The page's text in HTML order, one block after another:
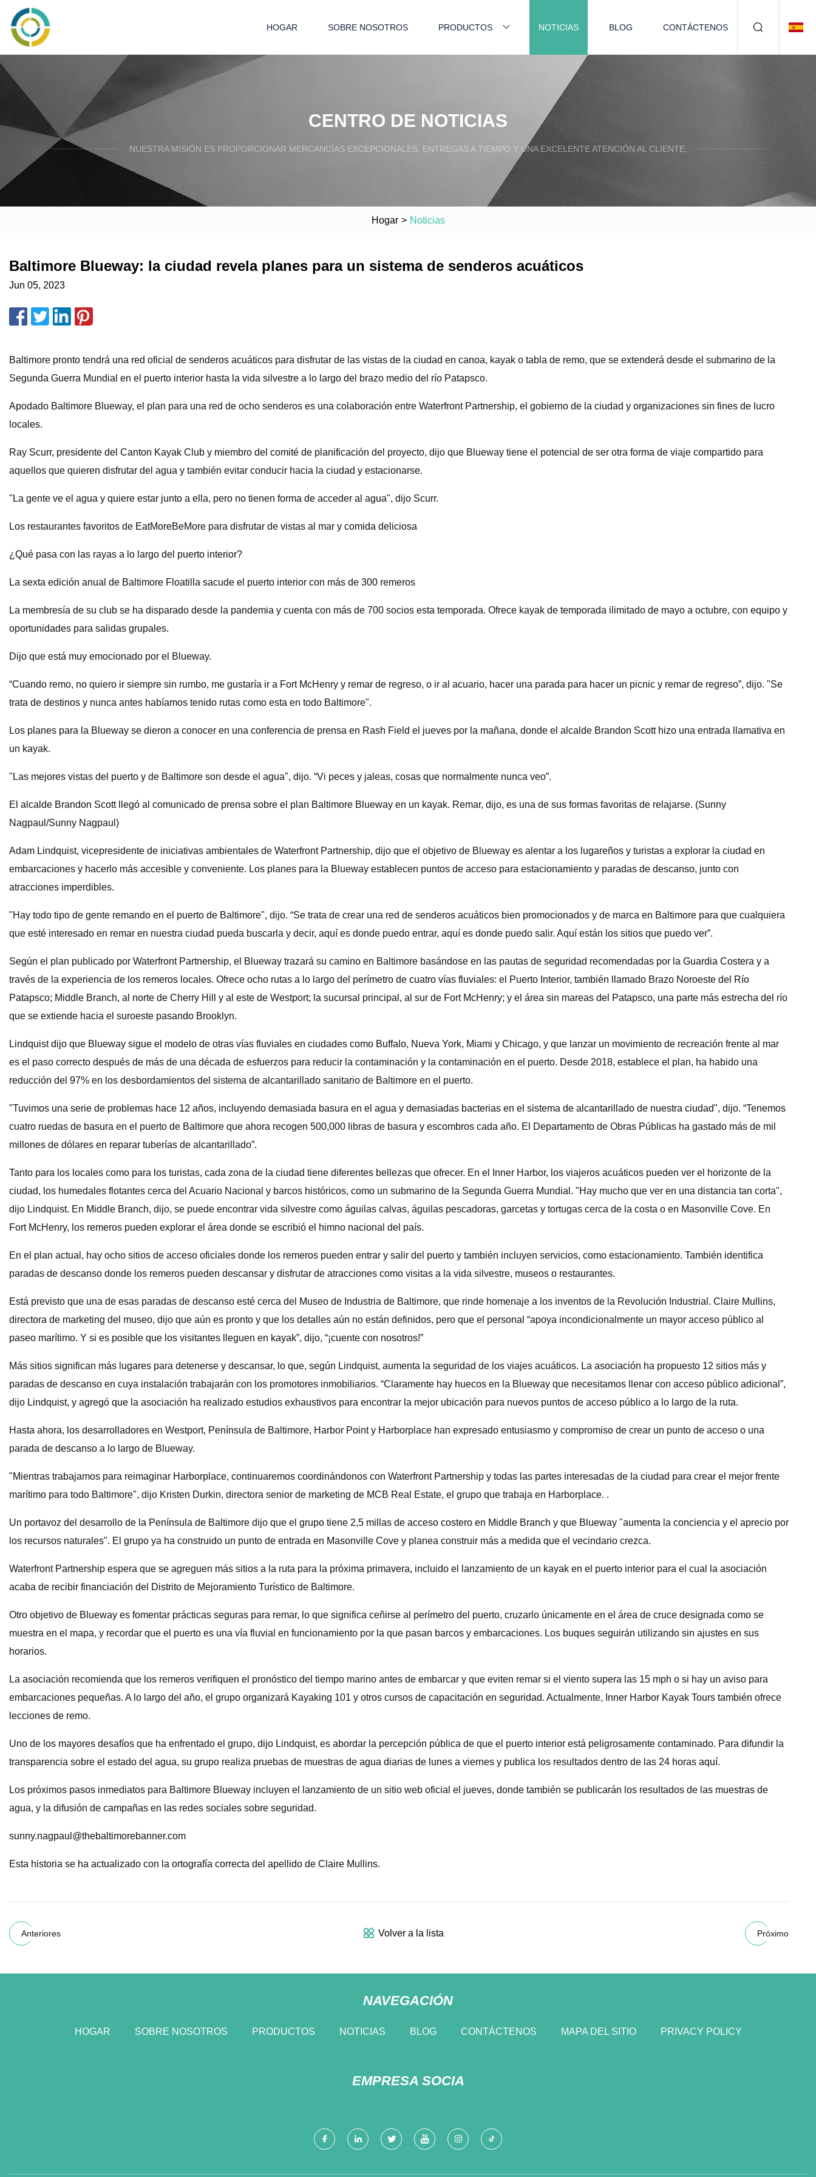
HOGAR SOBRE NOSOTROS PRODUCTOS NOTICIAS BLOG CONTÁCTENOS
CENTRO DE NOTICIAS
NUESTRA MISIÓN ES PROPORCIONAR MERCANCÍAS EXCEPCIONALES, ENTREGAS A TIEMPO Y UNA EXCELENTE ATENCIÓN AL CLIENTE.
Hogar > Noticias
Baltimore Blueway: la ciudad revela planes para un sistema de senderos acuáticos
Jun 05, 2023
Baltimore pronto tendrá una red oficial de senderos acuáticos para disfrutar de las vistas de la ciudad en canoa, kayak o tabla de remo, que se extenderá desde el submarino de la
Segunda Guerra Mundial en el puerto interior hasta la vida silvestre a lo largo del brazo medio del río Patapsco.
Apodado Baltimore Blueway, el plan para una red de ocho senderos es una colaboración entre Waterfront Partnership, el gobierno de la ciudad y organizaciones sin fines de lucro
locales.
Ray Scurr, presidente del Canton Kayak Club y miembro del comité de planificación del proyecto, dijo que Blueway tiene el potencial de ser otra forma de viaje compartido para
aquellos que quieren disfrutar del agua y también evitar conducir hacia la ciudad y estacionarse.
"La gente ve el agua y quiere estar junto a ella, pero no tienen forma de acceder al agua", dijo Scurr.
Los restaurantes favoritos de EatMoreBeMore para disfrutar de vistas al mar y comida deliciosa
¿Qué pasa con las rayas a lo largo del puerto interior?
La sexta edición anual de Baltimore Floatilla sacude el puerto interior con más de 300 remeros
La membresía de su club se ha disparado desde la pandemia y cuenta con más de 700 socios esta temporada. Ofrece kayak de temporada ilimitado de mayo a octubre, con equipo y
oportunidades para salidas grupales.
Dijo que está muy emocionado por el Blueway.
“Cuando remo, no quiero ir siempre sin rumbo, me gustaría ir a Fort McHenry y remar de regreso, o ir al acuario, hacer una parada para hacer un picnic y remar de regreso”, dijo. "Se
trata de destinos y nunca antes habíamos tenido rutas como esta en todo Baltimore".
Los planes para la Blueway se dieron a conocer en una conferencia de prensa en Rash Field el jueves por la mañana, donde el alcalde Brandon Scott hizo una entrada llamativa en
un kayak.
"Las mejores vistas del puerto y de Baltimore son desde el agua", dijo. “Vi peces y jaleas, cosas que normalmente nunca veo”.
El alcalde Brandon Scott llegó al comunicado de prensa sobre el plan Baltimore Blueway en un kayak. Remar, dijo, es una de sus formas favoritas de relajarse. (Sunny
Nagpaul/Sunny Nagpaul)
Adam Lindquist, vicepresidente de iniciativas ambientales de Waterfront Partnership, dijo que el objetivo de Blueway es alentar a los lugareños y turistas a explorar la ciudad en
embarcaciones y hacerlo más accesible y conveniente. Los planes para la Blueway establecen puntos de acceso para estacionamiento y paradas de descanso, junto con
atracciones imperdibles.
"Hay todo tipo de gente remando en el puerto de Baltimore", dijo. “Se trata de crear una red de senderos acuáticos bien promocionados y de marca en Baltimore para que cualquiera
que esté interesado en remar en nuestra ciudad pueda buscarla y decir, aquí es donde puedo entrar, aquí es donde puedo salir. Aquí están los sitios que puedo ver”.
Según el plan publicado por Waterfront Partnership, el Blueway trazará su camino en Baltimore basándose en las pautas de seguridad recomendadas por la Guardia Costera y a
través de la experiencia de los remeros locales. Ofrece ocho rutas a lo largo del perímetro de cuatro vías fluviales: el Puerto Interior, también llamado Brazo Noroeste del Río
Patapsco; Middle Branch, al norte de Cherry Hill y al este de Westport; la sucursal principal, al sur de Fort McHenry; y el área sin mareas del Patapsco, una parte más estrecha del río
que se extiende hacia el suroeste pasando Brooklyn.
Lindquist dijo que Blueway sigue el modelo de otras vías fluviales en ciudades como Buffalo, Nueva York, Miami y Chicago, y que lanzar un movimiento de recreación frente al mar
es el paso correcto después de más de una década de esfuerzos para reducir la contaminación y la contaminación en el puerto. Desde 2018, establece el plan, ha habido una
reducción del 97% en los desbordamientos del sistema de alcantarillado sanitario de Baltimore en el puerto.
"Tuvimos una serie de problemas hace 12 años, incluyendo demasiada basura en el agua y demasiadas bacterias en el sistema de alcantarillado de nuestra ciudad", dijo. “Tenemos
cuatro ruedas de basura en el puerto de Baltimore que ahora recogen 500,000 libras de basura y escombros cada año. El Departamento de Obras Públicas ha gastado más de mil
millones de dólares en reparar tuberías de alcantarillado”.
Tanto para los locales como para los turistas, cada zona de la ciudad tiene diferentes bellezas que ofrecer. En el Inner Harbor, los viajeros acuáticos pueden ver el horizonte de la
ciudad, los humedales flotantes cerca del Acuario Nacional y barcos históricos, como un submarino de la Segunda Guerra Mundial. "Hay mucho que ver en una distancia tan corta",
dijo Lindquist. En Middle Branch, dijo, se puede encontrar vida silvestre como águilas calvas, águilas pescadoras, garcetas y tortugas cerca de la costa o en Masonville Cove. En
Fort McHenry, los remeros pueden explorar el área donde se escribió el himno nacional del país.
En el plan actual, hay ocho sitios de acceso oficiales donde los remeros pueden entrar y salir del puerto y también incluyen servicios, como estacionamiento. También identifica
paradas de descanso donde los remeros pueden descansar y disfrutar de atracciones como visitas a la vida silvestre, museos o restaurantes.
Está previsto que una de esas paradas de descanso esté cerca del Museo de Industria de Baltimore, que rinde homenaje a los inventos de la Revolución Industrial. Claire Mullins,
directora de marketing del museo, dijo que aún es pronto y que los detalles aún no están definidos, pero que el personal “apoya incondicionalmente un mayor acceso público al
paseo marítimo. Y si es posible que los visitantes lleguen en kayak”, dijo, “¡cuente con nosotros!”
Más sitios significan más lugares para detenerse y descansar, lo que, según Lindquist, aumenta la seguridad de los viajes acuáticos. La asociación ha propuesto 12 sitios más y
paradas de descanso en cuya instalación trabajarán con los promotores inmobiliarios. “Claramente hay huecos en la Blueway que necesitamos llenar con acceso público adicional”,
dijo Lindquist, y agregó que la asociación ha realizado estudios exhaustivos para encontrar la mejor ubicación para nuevos puntos de acceso público a lo largo de la ruta.
Hasta ahora, los desarrolladores en Westport, Península de Baltimore, Harbor Point y Harborplace han expresado entusiasmo y compromiso de crear un punto de acceso o una
parada de descanso a lo largo de Blueway.
"Mientras trabajamos para reimaginar Harborplace, continuaremos coordinándonos con Waterfront Partnership y todas las partes interesadas de la ciudad para crear el mejor frente
marítimo para todo Baltimore", dijo Kristen Durkin, directora senior de marketing de MCB Real Estate, el grupo que trabaja en Harborplace. .
Un portavoz del desarrollo de la Península de Baltimore dijo que el grupo tiene 2,5 millas de acceso costero en Middle Branch y que Blueway "aumenta la conciencia y el aprecio por
los recursos naturales". El grupo ya ha construido un punto de entrada en Masonville Cove y planea construir más a medida que el vecindario crezca.
Waterfront Partnership espera que se agreguen más sitios a la ruta para la próxima primavera, incluido el lanzamiento de un kayak en el puerto interior para el cual la asociación
acaba de recibir financiación del Distrito de Mejoramiento Turístico de Baltimore.
Otro objetivo de Blueway es fomentar prácticas seguras para remar, lo que significa ceñirse al perímetro del puerto, cruzarlo únicamente en el área de cruce designada como se
muestra en el mapa, y recordar que el puerto es una vía fluvial en funcionamiento por la que pasan barcos y embarcaciones. Los buques seguirán utilizando sin ajustes en sus
horarios.
La asociación recomienda que los remeros verifiquen el pronóstico del tiempo marino antes de embarcar y que eviten remar si el viento supera las 15 mph o si hay un aviso para
embarcaciones pequeñas. A lo largo del año, el grupo organizará Kayaking 101 y otros cursos de capacitación en seguridad. Actualmente, Inner Harbor Kayak Tours también ofrece
lecciones de remo.
Uno de los mayores desafíos que ha enfrentado el grupo, dijo Lindquist, es abordar la percepción pública de que el puerto interior está peligrosamente contaminado. Para difundir la
transparencia sobre el estado del agua, su grupo realiza pruebas de muestras de agua diarias de lunes a viernes y publica los resultados dentro de las 24 horas aquí.
Los próximos pasos inmediatos para Baltimore Blueway incluyen el lanzamiento de un sitio web oficial el jueves, donde también se publicarán los resultados de las muestras de
agua, y la difusión de campañas en las redes sociales sobre seguridad.
sunny.nagpaul@thebaltimorebanner.com
Esta historia se ha actualizado con la ortografía correcta del apellido de Claire Mullins.
Anteriores Volver a la lista Próximo
NAVEGACIÓN
HOGAR SOBRE NOSOTROS PRODUCTOS NOTICIAS BLOG CONTÁCTENOS MAPA DEL SITIO PRIVACY POLICY
EMPRESA SOCIA